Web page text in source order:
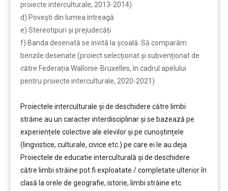
proiecte interculturale, 2013-2014)
d) Povești din lumea întreagă
e) Stereotipuri și prejudecăți
f) Banda desenată se invită la școală. Să comparăm
benzile desenate (proiect selecționat și subvenționat de
către Federația Wallonie-Bruxelles, în cadrul apelului
pentru proiecte interculturale, 2020-2021)
Proiectele interculturale și de deschidere către limbi
străine au un caracter interdisciplinar și se bazează pe
experiențele colective ale elevilor și pe cunoștințele
(lingvistice, culturale, civice etc.) pe care ei le au deja.
Proiectele de educatie interculturală și de deschidere
către limbi străine pot fi exploatate / completate ulterior în
clasă la orele de geografie, istorie, limbi străine etc.